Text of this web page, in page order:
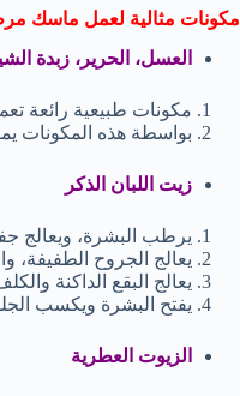
مكونات مثالية لعمل ماسك
العسل، الحرير، زبدة
مكونات طبيعية رائعة
بواسطة هذه المكونات
زيت اللبان الذكر
يرطب البشرة، ويعالج
يعالج الجروح الطفيفة،
يعالج البقع الداكنة
يفتح البشرة ويكسب
الزيوت العطرية